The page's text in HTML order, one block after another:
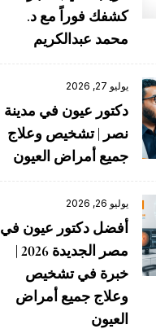
كشفك فوراً مع د.
محمد عبدالكريم
يوليو 27, 2026
دكتور عيون في مدينة
نصر | تشخيص وعلاج
جميع أمراض العيون
يوليو 26, 2026
أفضل دكتور عيون في
مصر الجديدة 2026 |
خبرة في تشخيص
وعلاج جميع أمراض
العيون